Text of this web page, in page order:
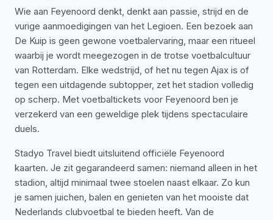
Wie aan Feyenoord denkt, denkt aan passie, strijd en de
vurige aanmoedigingen van het Legioen. Een bezoek aan
De Kuip is geen gewone voetbalervaring, maar een ritueel
waarbij je wordt meegezogen in de trotse voetbalcultuur
van Rotterdam. Elke wedstrijd, of het nu tegen Ajax is of
tegen een uitdagende subtopper, zet het stadion volledig
op scherp. Met voetbaltickets voor Feyenoord ben je
verzekerd van een geweldige plek tijdens spectaculaire
duels.
Stadyo Travel biedt uitsluitend officiële Feyenoord
kaarten. Je zit gegarandeerd samen: niemand alleen in het
stadion, altijd minimaal twee stoelen naast elkaar. Zo kun
je samen juichen, balen en genieten van het mooiste dat
Nederlands clubvoetbal te bieden heeft. Van de